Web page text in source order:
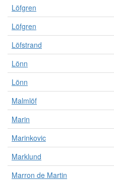
Löfgren
Löfgren
Löfstrand
Lönn
Lönn
Malmlöf
Marin
Marinkovic
Marklund
Marron de Martin